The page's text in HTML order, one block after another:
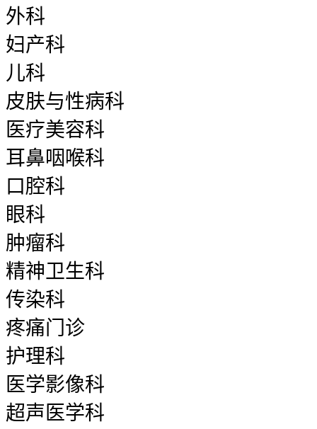
外科
妇产科
儿科
皮肤与性病科
医疗美容科
耳鼻咽喉科
口腔科
眼科
肿瘤科
精神卫生科
传染科
疼痛门诊
护理科
医学影像科
超声医学科